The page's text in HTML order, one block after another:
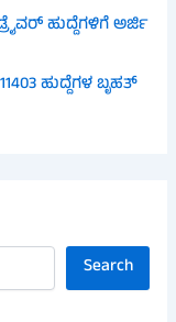
ಹುದ್ದೆಗಳಿಗೆ ಅರ್ಜಿ
ಹುದ್ದೆಗಳ ಬೃಹತ್
Search